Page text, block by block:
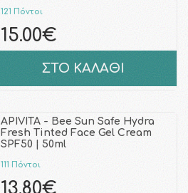
121 Πόντοι
15.00€
ΣΤΟ ΚΑΛΑΘΙ
APIVITA - Bee Sun Safe Hydra
Fresh Tinted Face Gel Cream
SPF50 | 50ml
111 Πόντοι
13.80€